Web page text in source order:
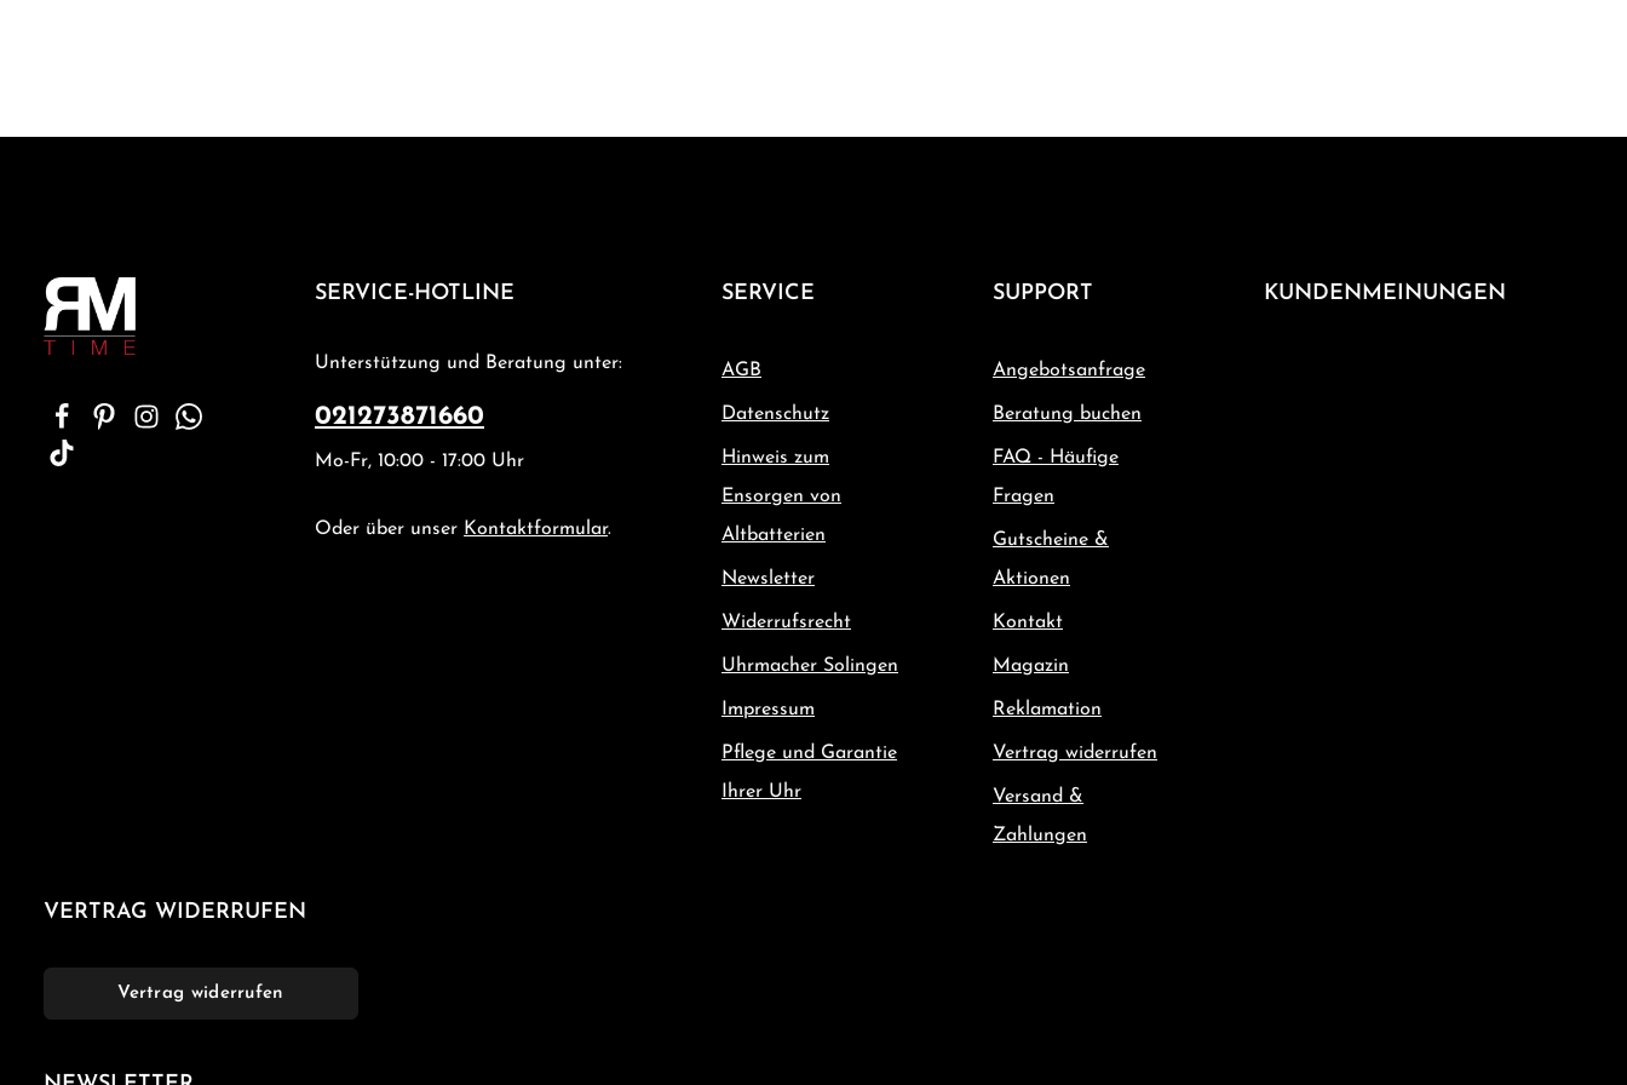
SERVICE-HOTLINE
Unterstützung und Beratung unter:
021273871660
Mo-Fr, 10:00 - 17:00 Uhr
Oder über unser Kontaktformular.
SERVICE
AGB
Datenschutz
Hinweis zum
Ensorgen von
Altbatterien
Newsletter
Widerrufsrecht
Uhrmacher Solingen
Impressum
Pflege und Garantie
Ihrer Uhr
SUPPORT
Angebotsanfrage
Beratung buchen
FAQ - Häufige
Fragen
Gutscheine &
Aktionen
Kontakt
Magazin
Reklamation
Vertrag widerrufen
Versand &
Zahlungen
KUNDENMEINUNGEN
VERTRAG WIDERRUFEN
Vertrag widerrufen